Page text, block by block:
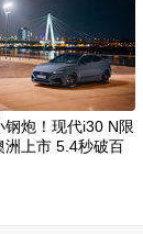
钢炮！现代i30 N限
洲上市 5.4秒破百